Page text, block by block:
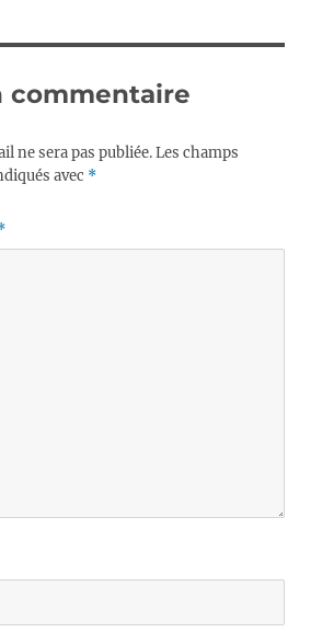
commentaire
ne sera pas publiée. Les champs
avec *